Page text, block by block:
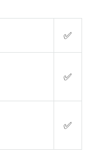
✅
✅
✅